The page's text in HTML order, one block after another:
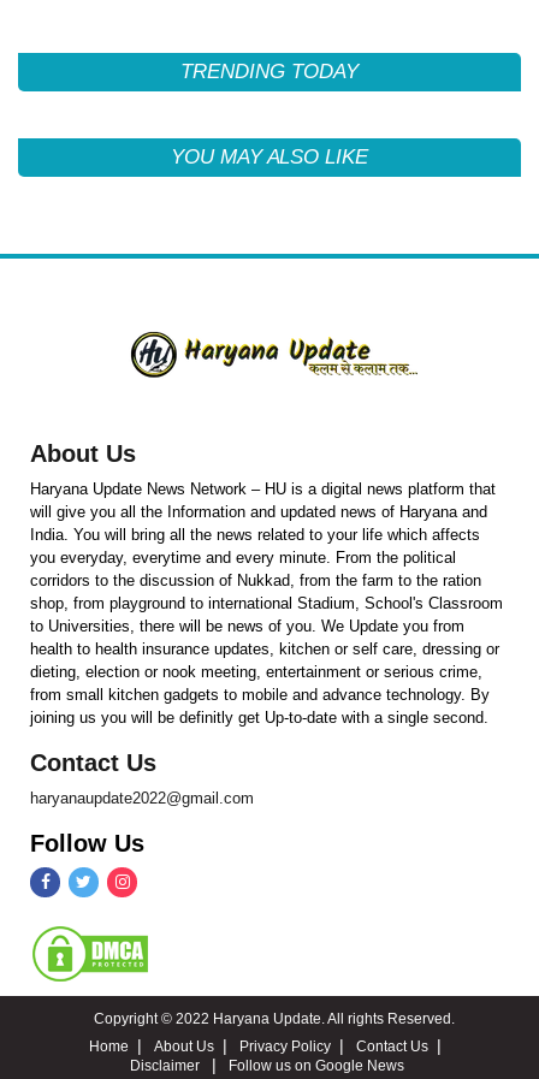
TRENDING TODAY
YOU MAY ALSO LIKE
About Us
Haryana Update News Network – HU is a digital news platform that
will give you all the Information and updated news of Haryana and
India. You will bring all the news related to your life which affects
you everyday, everytime and every minute. From the political
corridors to the discussion of Nukkad, from the farm to the ration
shop, from playground to international Stadium, School's Classroom
to Universities, there will be news of you. We Update you from
health to health insurance updates, kitchen or self care, dressing or
dieting, election or nook meeting, entertainment or serious crime,
from small kitchen gadgets to mobile and advance technology. By
joining us you will be definitly get Up-to-date with a single second.
Contact Us
haryanaupdate2022@gmail.com
Follow Us
Copyright © 2022 Haryana Update. All rights Reserved.
Home
About Us Privacy Policy
Contact Us
Disclaimer
Follow us on Google News